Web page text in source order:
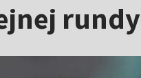
rundy